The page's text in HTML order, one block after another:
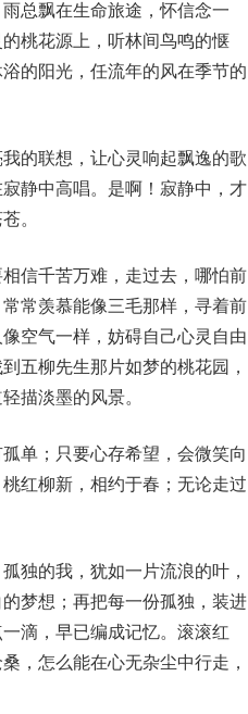
总飘在生命旅途，怀信念一
桃花源上，听林间鸟鸣的惬
的阳光，任流年的风在季节的
的联想，让心灵响起飘逸的歌
静中高唱。是啊！寂静中，才
。
信千苦万难，走过去，哪怕前
常羡慕能像三毛那样，寻着前
空气一样，妨碍自己心灵自由
五柳先生那片如梦的桃花园，
描淡墨的风景。
单；只要心存希望，会微笑向
红柳新，相约于春；无论走过
独的我，犹如一片流浪的叶，
梦想；再把每一份孤独，装进
滴，早已编成记忆。滚滚红
，怎么能在心无杂尘中行走，